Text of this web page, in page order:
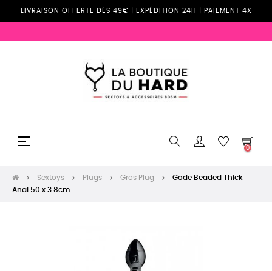
LIVRAISON OFFERTE DÈS 49€ | EXPÉDITION 24H | PAIEMENT 4X
Basculer
☰
0
Sextoys Plugs Gros Plug
Gode Beaded Thick
Anal 50 x 3.8cm